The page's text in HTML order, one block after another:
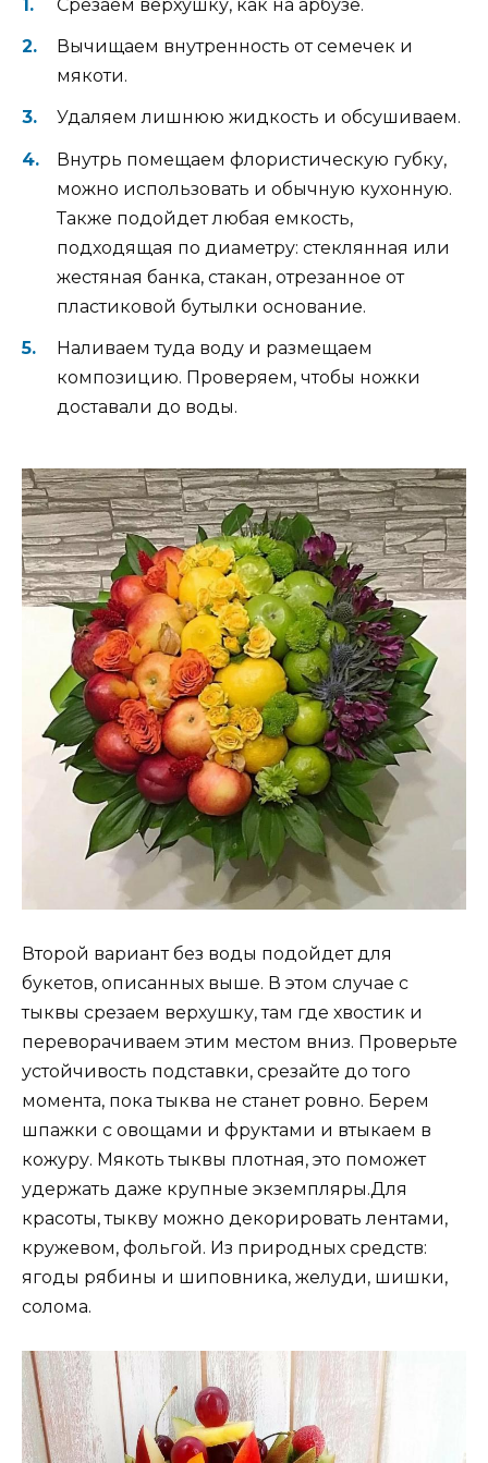
Срезаем верхушку, как на арбузе.
Вычищаем внутренность от семечек и
мякоти.
Удаляем лишнюю жидкость и обсушиваем.
Внутрь помещаем флористическую губку,
можно использовать и обычную кухонную.
Также подойдет любая емкость,
подходящая по диаметру: стеклянная или
жестяная банка, стакан, отрезанное от
пластиковой бутылки основание.
Наливаем туда воду и размещаем
композицию. Проверяем, чтобы ножки
доставали до воды.
Второй вариант без воды подойдет для
букетов, описанных выше. В этом случае с
тыквы срезаем верхушку, там где хвостик и
переворачиваем этим местом вниз. Проверьте
устойчивость подставки, срезайте до того
момента, пока тыква не станет ровно. Берем
шпажки с овощами и фруктами и втыкаем в
кожуру. Мякоть тыквы плотная, это поможет
удержать даже крупные экземпляры.Для
красоты, тыкву можно декорировать лентами,
кружевом, фольгой. Из природных средств:
ягоды рябины и шиповника, желуди, шишки,
солома.